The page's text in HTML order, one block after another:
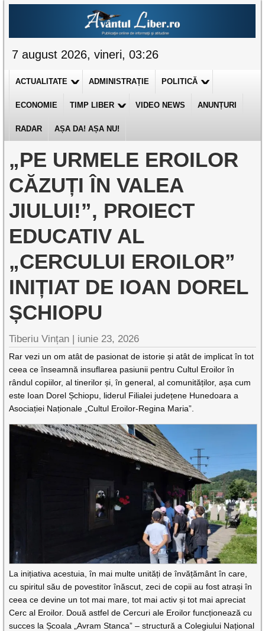
7 august 2026, vineri, 03:26
ACTUALITATE ADMINISTRAȚIE POLITICĂ
ECONOMIE TIMP LIBER VIDEO NEWS ANUNȚURI
RADAR AȘA DA! AȘA NU!
„PE URMELE EROILOR
CĂZUȚI ÎN VALEA
JIULUI!”, PROIECT
EDUCATIV AL
„CERCULUI EROILOR”
INIȚIAT DE IOAN DOREL
ȘCHIOPU
Tiberiu Vințan | iunie 23, 2026
Rar vezi un om atât de pasionat de istorie și atât de implicat în tot
ceea ce înseamnă insuflarea pasiunii pentru Cultul Eroilor în
rândul copiilor, al tinerilor și, în general, al comunităților, așa cum
este Ioan Dorel Șchiopu, liderul Filialei județene Hunedoara a
Asociației Naționale „Cultul Eroilor-Regina Maria”.
La inițiativa acestuia, în mai multe unități de învățământ în care,
cu spiritul său de povestitor înăscut, zeci de copii au fost atrași în
ceea ce devine un tot mai mare, tot mai activ și tot mai apreciat
Cerc al Eroilor. Două astfel de Cercuri ale Eroilor funcționează cu
succes la Școala „Avram Stanca” – structură a Colegiului Național